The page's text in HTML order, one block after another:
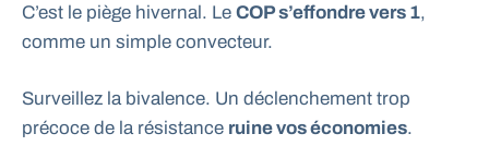
C’est le piège hivernal. Le COP s’effondre vers 1,
comme un simple convecteur.
Surveillez la bivalence. Un déclenchement trop
précoce de la résistance ruine vos économies.